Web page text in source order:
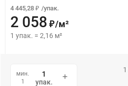
4 445,28 ₽ /упак.
2 058 ₽/м²
1 упак. = 2,16 м²
мин.
1
упак.
1